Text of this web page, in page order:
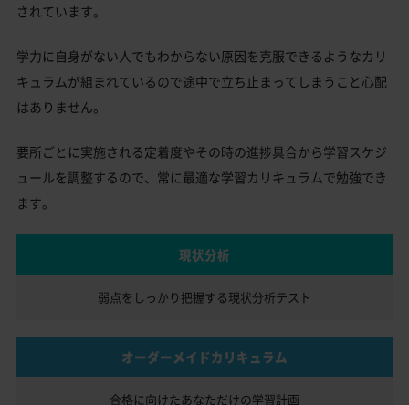
されています。
学力に自身がない人でもわからない原因を克服できるようなカリ
キュラムが組まれているので途中で立ち止まってしまうこと心配
はありません。
要所ごとに実施される定着度やその時の進捗具合から学習スケジ
ュールを調整するので、常に最適な学習カリキュラムで勉強でき
ます。
現状分析
弱点をしっかり把握する現状分析テスト
オーダーメイドカリキュラム
合格に向けたあなただけの学習計画